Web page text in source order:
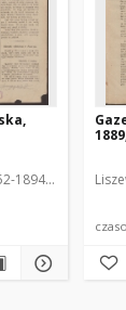
1894). Red.